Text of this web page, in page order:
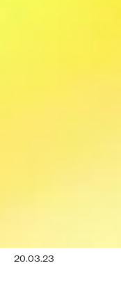
20.03.23